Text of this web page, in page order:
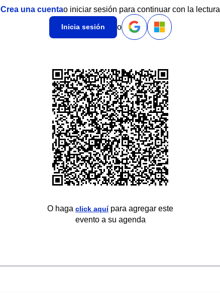
Crea una cuentao iniciar sesión para continuar con la lectura
Inicia sesión o
O haga click aquípara agregar este
evento a su agenda